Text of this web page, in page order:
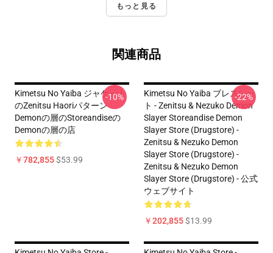
もっと見る
関連商品
Kimetsu No Yaiba ジャケット
のZenitsu Haoriパターン
Demonの層のstoreandiseの
Demonの層の店
￥782,855$53.99
-10%
Kimetsu No Yaiba ブレスレッ
ト - Zenitsu & Nezuko Demon
Slayer Storeandise Demon
Slayer Store (Drugstore) -
Zenitsu & Nezuko Demon
Slayer Store (Drugstore) -
Zenitsu & Nezuko Demon
Slayer Store (Drugstore) - 公式
ウェブサイト
￥202,855$13.99
-22%